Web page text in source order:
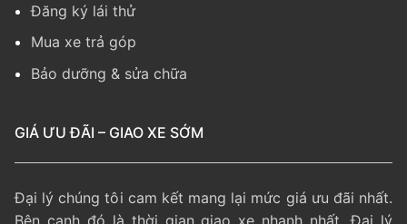
Đăng ký lái thử
Mua xe trả góp
Bảo dưỡng & sửa chữa
GIÁ ƯU ĐÃI – GIAO XE SỚM
Đại lý chúng tôi cam kết mang lại mức giá ưu đãi nhất.
Bên cạnh đó là thời gian giao xe nhanh nhất. Đại lý